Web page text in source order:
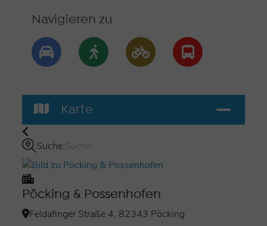
Navigieren zu
Karte
Suche:
Pöcking & Possenhofen
Feldafinger Straße 4, 82343 Pöcking